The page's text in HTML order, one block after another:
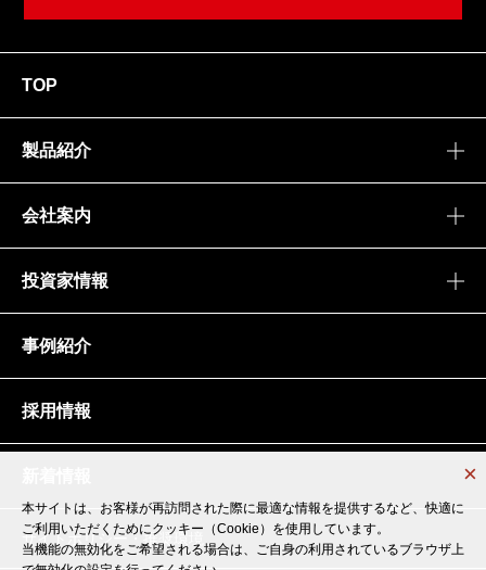
本サイトは、お客様が再訪問された際に最適な情報を提供するなど、快適に
ご利用いただくためにクッキー（Cookie）を使用しています。
当機能の無効化をご希望される場合は、ご自身の利用されているブラウザ上
本サイトは、お客様が再訪問された際に最適な情報を提供するなど、快適に
ご利用いただくためにクッキー（Cookie）を使用しています。
当機能の無効化をご希望される場合は、ご自身の利用されているブラウザ上
TOP
製品紹介
会社案内
投資家情報
事例紹介
採用情報
サイトポリシー・推奨環境